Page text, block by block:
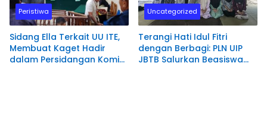
Peristiwa
Sidang Ella Terkait UU ITE,
Membuat Kaget Hadir
dalam Persidangan Komisi
Uncategorized
Terangi Hati Idul Fitri
dengan Berbagi: PLN UIP
JBTB Salurkan Beasiswa